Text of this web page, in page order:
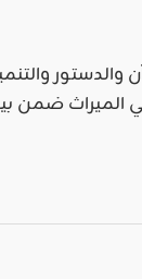
والدستور